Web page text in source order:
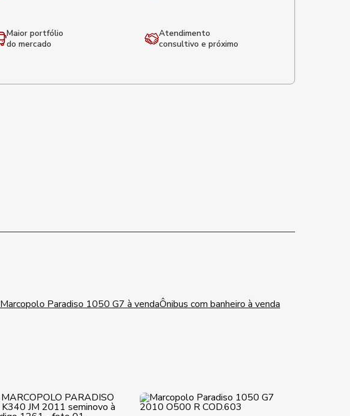
Maior portfólio
do mercado
Atendimento
consultivo e próximo
Marcopolo Paradiso 1050 G7 à vendaÔnibus com banheiro à venda